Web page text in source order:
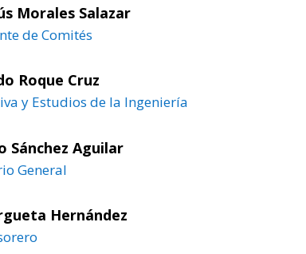
Morales Salazar
de Comités
Roque Cruz
y Estudios de la Ingeniería
Sánchez Aguilar
General
Hernández